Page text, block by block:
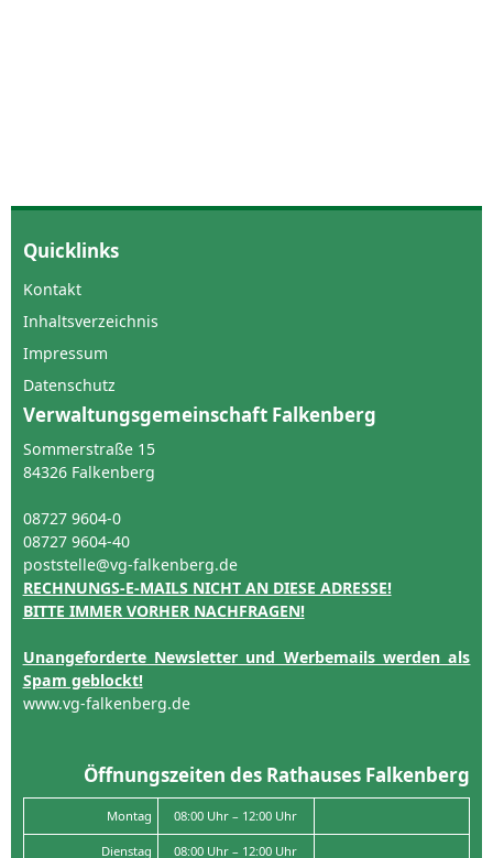
Quicklinks
Kontakt
Inhaltsverzeichnis
Impressum
Datenschutz
Verwaltungsgemeinschaft Falkenberg
Sommerstraße 15
84326 Falkenberg
08727 9604-0
08727 9604-40
poststelle@vg-falkenberg.de
RECHNUNGS-E-MAILS NICHT AN DIESE ADRESSE!
BITTE IMMER VORHER NACHFRAGEN!
Unangeforderte Newsletter und Werbemails werden als
Spam geblockt!
www.vg-falkenberg.de
Öffnungszeiten des Rathauses Falkenberg
Montag 08:00 Uhr – 12:00 Uhr
Dienstag 08:00 Uhr – 12:00 Uhr